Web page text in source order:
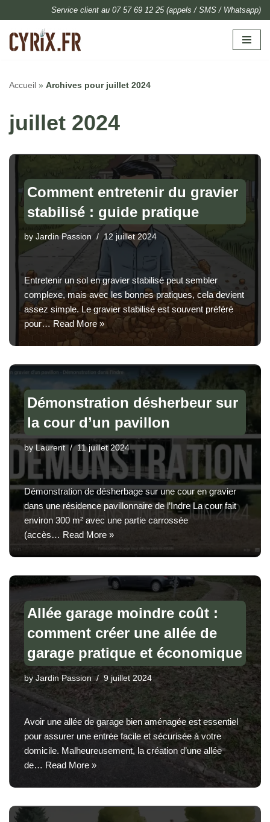
Skip
to
Service client au 07 57 69 12 25 (appels / SMS / Whatsapp)
Accueil » Archives pour juillet 2024
juillet 2024
Comment entretenir du gravier
stabilisé : guide pratique
by Jardin Passion 12 juillet 2024
Entretenir un sol en gravier stabilisé peut sembler
complexe, mais avec les bonnes pratiques, cela devient
assez simple. Le gravier stabilisé est souvent préféré
pour… Read More »
Démonstration désherbeur sur
la cour d’un pavillon
by Laurent 11 juillet 2024
Démonstration de désherbage sur une cour en gravier
dans une résidence pavillonnaire de l’Indre La cour fait
environ 300 m² avec une partie carrossée
(accès… Read More »
Allée garage moindre coût :
comment créer une allée de
garage pratique et économique
by Jardin Passion 9 juillet 2024
Avoir une allée de garage bien aménagée est essentiel
pour assurer une entrée facile et sécurisée à votre
domicile. Malheureusement, la création d’une allée
de… Read More »